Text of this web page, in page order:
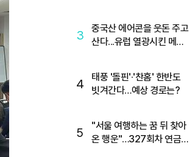
3
중국산 에어콘을 웃돈 주고
산다...유럽 열광시킨 메이
4
태풍 '돌핀'·'찬홈' 한반도
빗겨간다…예상 경로는?
5
"서울 여행하는 꿈 뒤 찾아
온 행운"…327회차 연금